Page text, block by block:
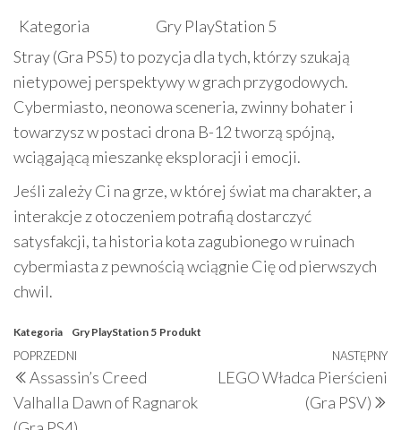
Kategoria
Gry PlayStation 5
Stray (Gra PS5) to pozycja dla tych, którzy szukają
nietypowej perspektywy w grach przygodowych.
Cybermiasto, neonowa sceneria, zwinny bohater i
towarzysz w postaci drona B-12 tworzą spójną,
wciągającą mieszankę eksploracji i emocji.
Jeśli zależy Ci na grze, w której świat ma charakter, a
interakcje z otoczeniem potrafią dostarczyć
satysfakcji, ta historia kota zagubionego w ruinach
cybermiasta z pewnością wciągnie Cię od pierwszych
chwil.
Kategoria Gry PlayStation 5 Produkt
Nawigacja
wpisu
Poprzedni
wpis
POPRZEDNI
Assassin’s Creed
Valhalla Dawn of Ragnarok
NASTĘPNY
LEGO Władca Pierścieni
(Gra PSV)